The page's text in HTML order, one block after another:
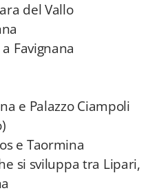
del Vallo
Favignana
e Palazzo Ciampoli
e Taormina
si sviluppa tra Lipari,